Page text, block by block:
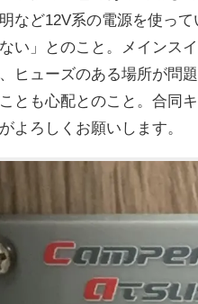
など12V系の電源を使っ
い」とのこと。メインス
ヒューズのある場所が問
とも心配とのこと。合同
よろしくお願いします。